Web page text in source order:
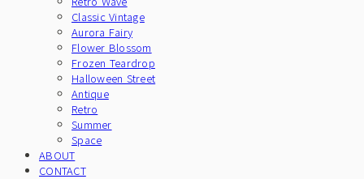
Classic Vintage
Aurora Fairy
Flower Blossom
Frozen Teardrop
Halloween Street
Antique
Retro
Summer
Space
ABOUT
CONTACT